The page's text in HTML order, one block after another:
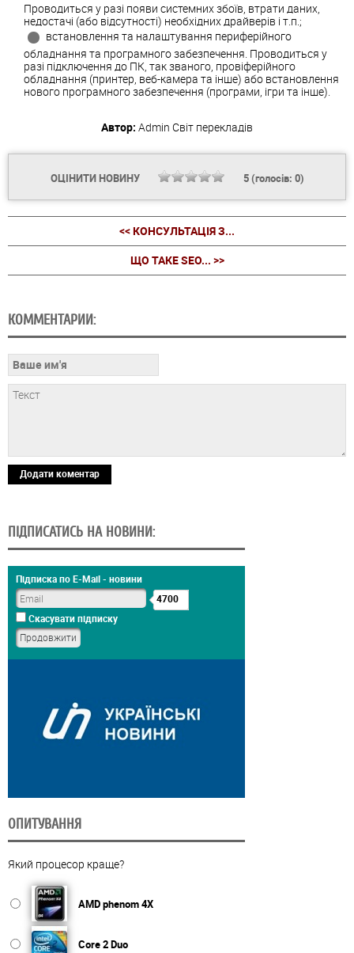
Проводиться у разі появи системних збоїв, втрати даних,
недостачі (або відсутності) необхідних драйверів і т.п.;
встановлення та налаштування периферійного
обладнання та програмного забезпечення. Проводиться у
разі підключення до ПК, так званого, провіферійного
обладнання (принтер, веб-камера та інше) або встановлення
нового програмного забезпечення (програми, ігри та інше).
Автор: Admin Світ перекладів
ОЦІНИТИ НОВИНУ 5(голосів: 0)
<< КОНСУЛЬТАЦІЯ З...
ЩО ТАКЕ SEO... >>
КОММЕНТАРИИ:
Додати коментар
ПІДПИСАТИСЬ НА НОВИНИ:
Підписка по E-Mail - новини
4700
Скасувати підписку
ОПИТУВАННЯ
Який процесор краще?
AMD phenom 4X
Core 2 Duo